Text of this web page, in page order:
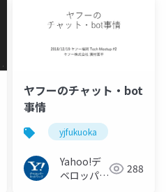
ヤフーのチャット・bot
事情
yjfukuoka
Yahoo!デ
ベロッパー
288